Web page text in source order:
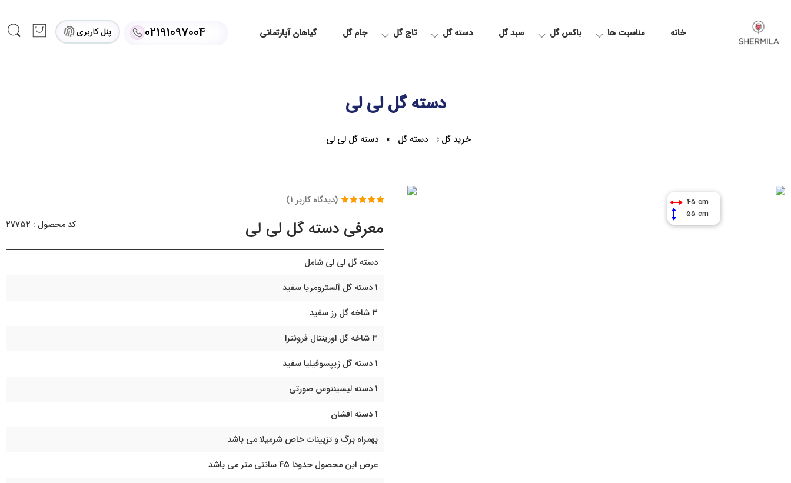
خانه مناسبت ها باکس گل سبد گل دسته گل تاج گل جام گل گیاهان آپارتمانی 02191097004 پنل کاربری
دسته گل لی لی
خرید گل » دسته گل » دسته گل لی لی
45 cm
55 cm
مشتری
(دیدگاه کاربر 1
)
معرفی دسته گل لی لی کد محصول : 27752
دسته گل لی لی شامل
1 دسته گل آلسترومریا سفید
3 شاخه گل رز سفید
3 شاخه گل اورینتال فرونترا
1 دسته گل ژیپسوفیلیا سفید
1 دسته لیسینتوس صورتی
1 دسته افشان
بهمراه برگ و تزیینات خاص شرمیلا می باشد
عرض این محصول حدودا 45 سانتی متر می باشد